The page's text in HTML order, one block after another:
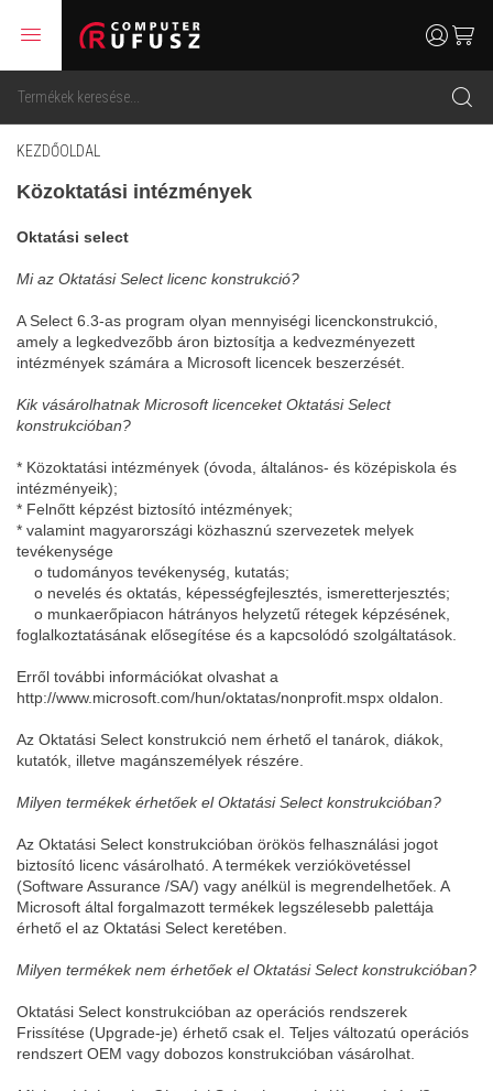
menu
search
usercart
KEZDŐOLDAL
Közoktatási intézmények
Oktatási select
Mi az Oktatási Select licenc konstrukció?
A Select 6.3-as program olyan mennyiségi licenckonstrukció,
amely a legkedvezőbb áron biztosítja a kedvezményezett
intézmények számára a Microsoft licencek beszerzését.
Kik vásárolhatnak Microsoft licenceket Oktatási Select
konstrukcióban?
* Közoktatási intézmények (óvoda, általános- és középiskola és
intézményeik);
* Felnőtt képzést biztosító intézmények;
* valamint magyarországi közhasznú szervezetek melyek
tevékenysége
o tudományos tevékenység, kutatás;
o nevelés és oktatás, képességfejlesztés, ismeretterjesztés;
o munkaerőpiacon hátrányos helyzetű rétegek képzésének,
foglalkoztatásának elősegítése és a kapcsolódó szolgáltatások.
Erről további információkat olvashat a
http://www.microsoft.com/hun/oktatas/nonprofit.mspx oldalon.
Az Oktatási Select konstrukció nem érhető el tanárok, diákok,
kutatók, illetve magánszemélyek részére.
Milyen termékek érhetőek el Oktatási Select konstrukcióban?
Az Oktatási Select konstrukcióban örökös felhasználási jogot
biztosító licenc vásárolható. A termékek verziókövetéssel
(Software Assurance /SA/) vagy anélkül is megrendelhetőek. A
Microsoft által forgalmazott termékek legszélesebb palettája
érhető el az Oktatási Select keretében.
Milyen termékek nem érhetőek el Oktatási Select konstrukcióban?
Oktatási Select konstrukcióban az operációs rendszerek
Frissítése (Upgrade-je) érhető csak el. Teljes változatú operációs
rendszert OEM vagy dobozos konstrukcióban vásárolhat.